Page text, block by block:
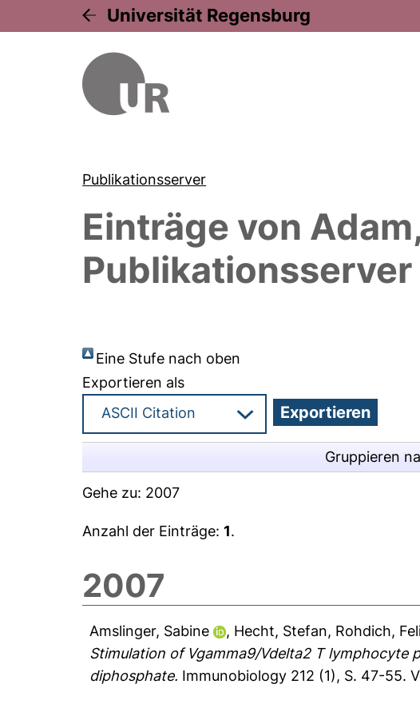
Universität Regensburg
Publikationsserver
Einträge von
Publikationsserver
Eine Stufe nach oben
Exportieren als
Gruppieren
Gehe zu: 2007
Anzahl der Einträge:1.
2007
Amslinger, Sabine , Hecht, Stefan, Rohdich,
Stimulation of Vgamma9/Vdelta2 T
diphosphate. Immunobiology 212 (1), S. 47-55.